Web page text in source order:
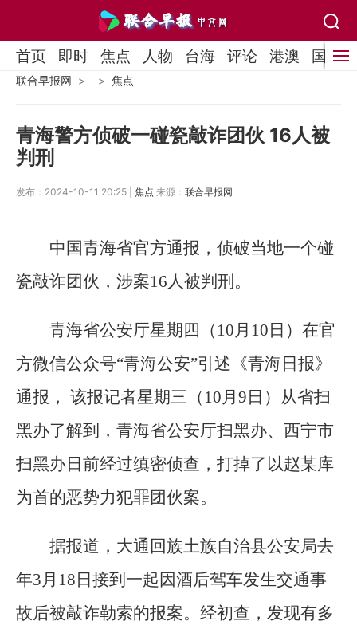
首页 即时 焦点 人物 台海 评论 港澳 国际
联合早报网 焦点
青海警方侦破一碰瓷敲诈团伙 16人被
判刑
发布：2024-10-11 20:25 | 焦点 来源： 联合早报网
中国青海省官方通报，侦破当地一个碰
瓷敲诈团伙，涉案16人被判刑。
青海省公安厅星期四（10月10日）在官
方微信公众号“青海公安”引述《青海日报》
通报， 该报记者星期三（10月9日）从省扫
黑办了解到，青海省公安厅扫黑办、西宁市
扫黑办日前经过缜密侦查，打掉了以赵某库
为首的恶势力犯罪团伙案。
据报道，大通回族土族自治县公安局去
年3月18日接到一起因酒后驾车发生交通事
故后被敲诈勒索的报案。经初查，发现有多